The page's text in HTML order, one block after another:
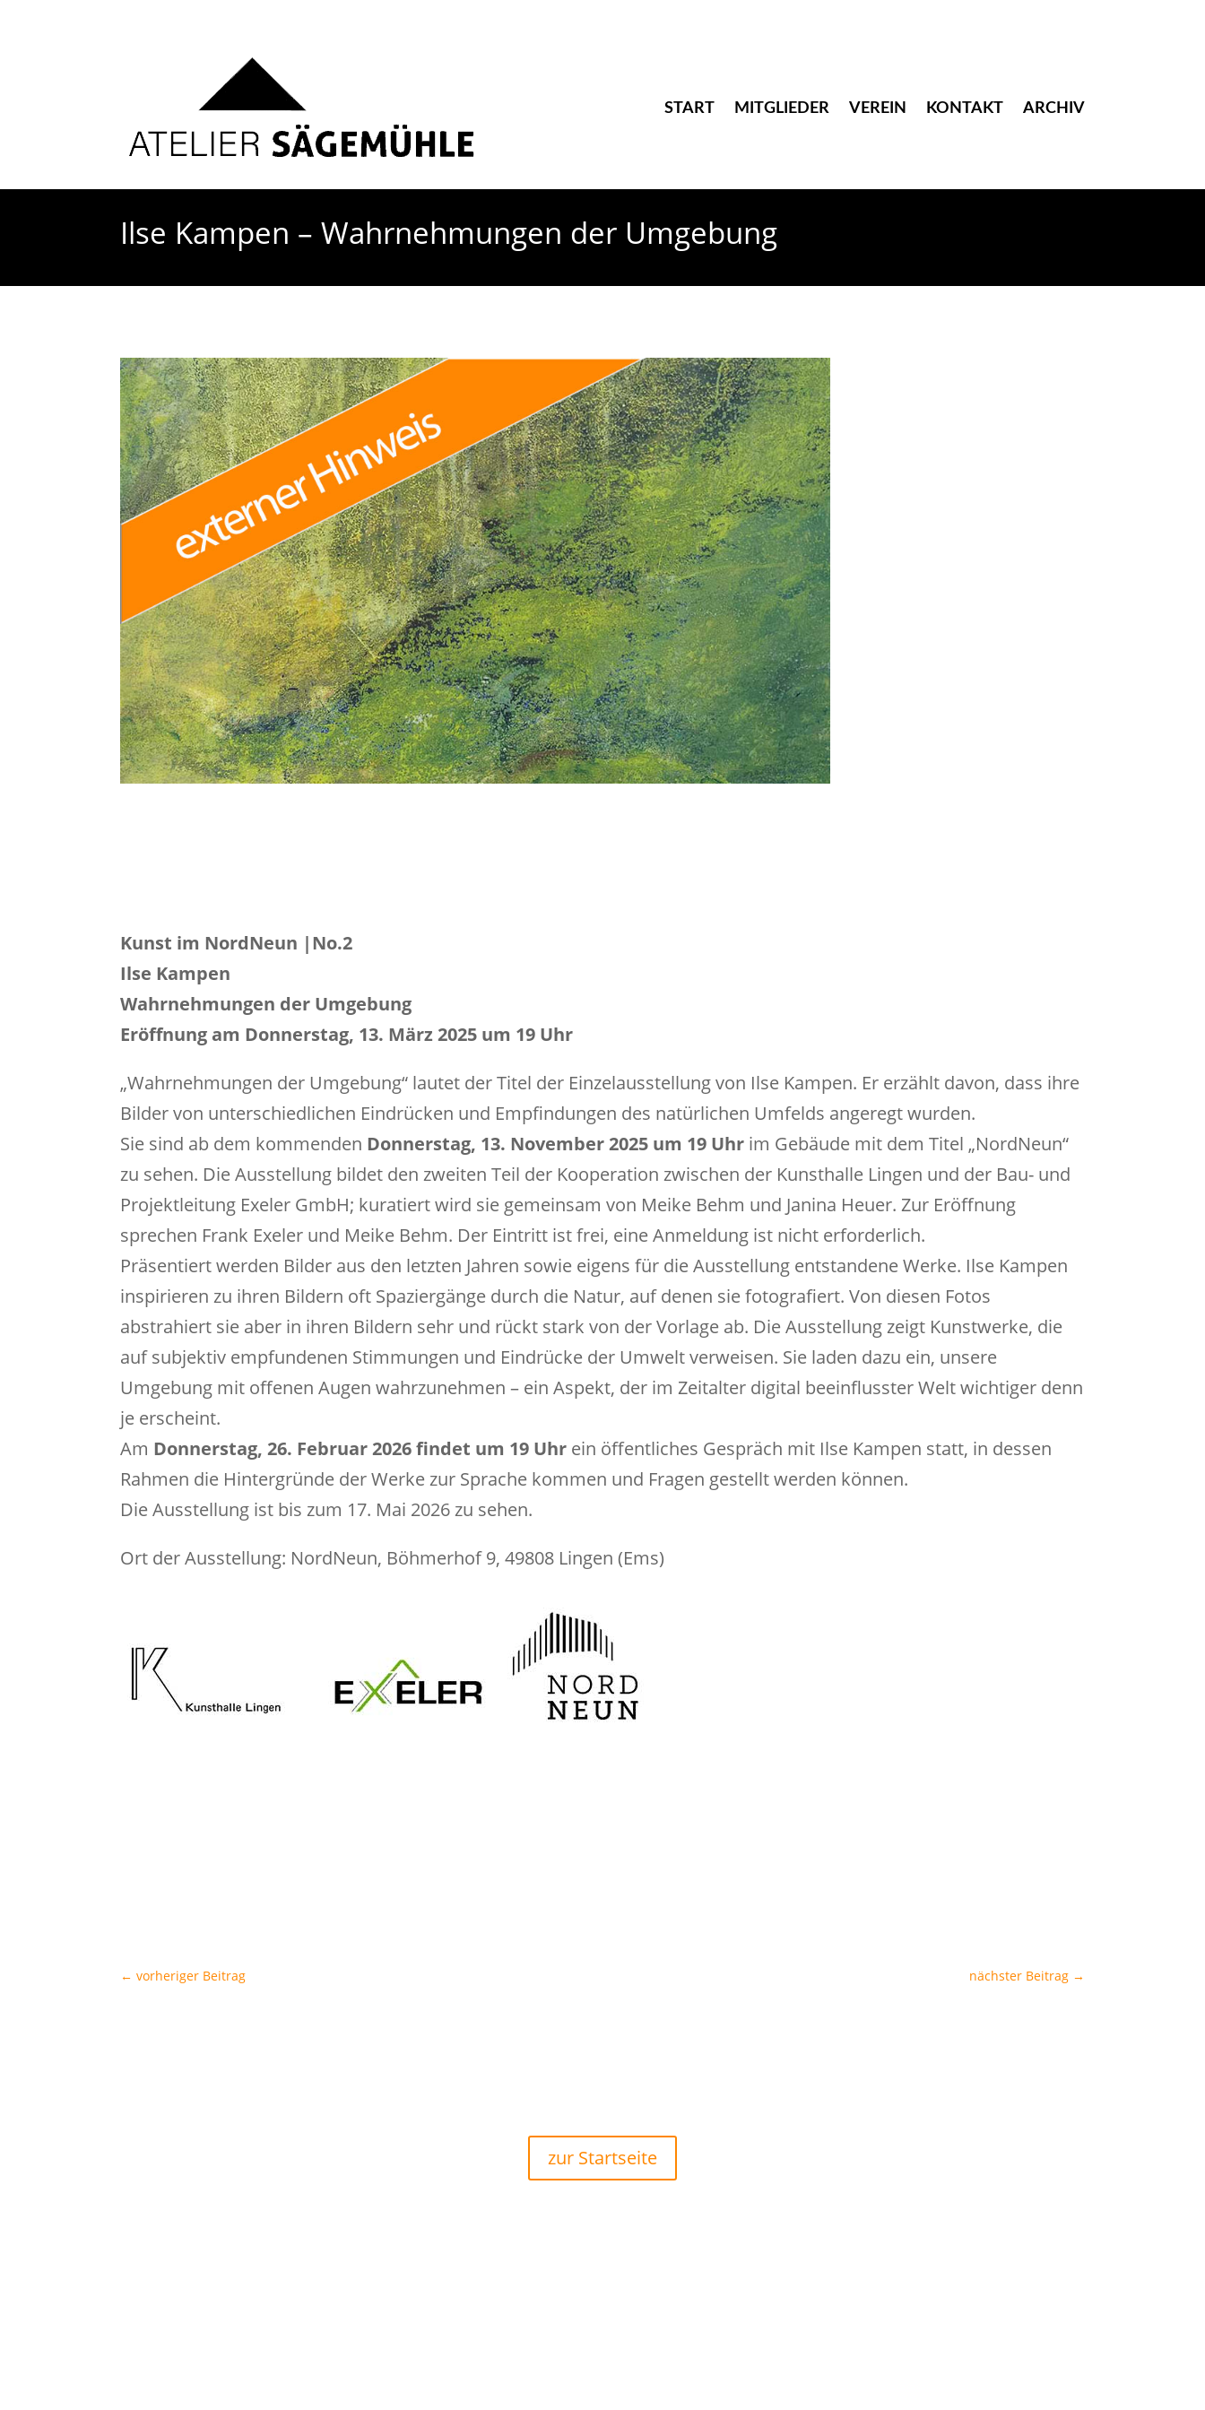
START MITGLIEDER VEREIN KONTAKT ARCHIV
Ilse Kampen – Wahrnehmungen der Umgebung
Kunst im NordNeun |No.2
Ilse Kampen
Wahrnehmungen der Umgebung
Eröffnung am Donnerstag, 13. März 2025 um 19 Uhr
„Wahrnehmungen der Umgebung“ lautet der Titel der Einzelausstellung von Ilse Kampen. Er erzählt davon, dass ihre
Bilder von unterschiedlichen Eindrücken und Empfindungen des natürlichen Umfelds angeregt wurden.
Sie sind ab dem kommenden Donnerstag, 13. November 2025 um 19 Uhr im Gebäude mit dem Titel „NordNeun“
zu sehen. Die Ausstellung bildet den zweiten Teil der Kooperation zwischen der Kunsthalle Lingen und der Bau- und
Projektleitung Exeler GmbH; kuratiert wird sie gemeinsam von Meike Behm und Janina Heuer. Zur Eröffnung
sprechen Frank Exeler und Meike Behm. Der Eintritt ist frei, eine Anmeldung ist nicht erforderlich.
Präsentiert werden Bilder aus den letzten Jahren sowie eigens für die Ausstellung entstandene Werke. Ilse Kampen
inspirieren zu ihren Bildern oft Spaziergänge durch die Natur, auf denen sie fotografiert. Von diesen Fotos
abstrahiert sie aber in ihren Bildern sehr und rückt stark von der Vorlage ab. Die Ausstellung zeigt Kunstwerke, die
auf subjektiv empfundenen Stimmungen und Eindrücke der Umwelt verweisen. Sie laden dazu ein, unsere
Umgebung mit offenen Augen wahrzunehmen – ein Aspekt, der im Zeitalter digital beeinflusster Welt wichtiger denn
je erscheint.
Am Donnerstag, 26. Februar 2026 findet um 19 Uhr ein öffentliches Gespräch mit Ilse Kampen statt, in dessen
Rahmen die Hintergründe der Werke zur Sprache kommen und Fragen gestellt werden können.
Die Ausstellung ist bis zum 17. Mai 2026 zu sehen.
Ort der Ausstellung: NordNeun, Böhmerhof 9, 49808 Lingen (Ems)
←vorheriger Beitrag nächster Beitrag→
zur Startseite